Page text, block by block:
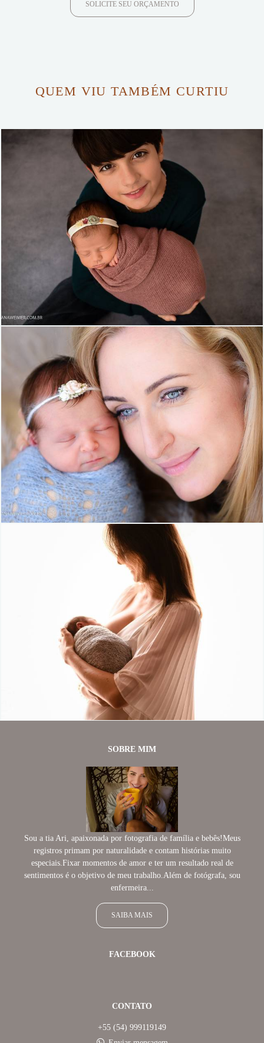
SOLICITE SEU ORÇAMENTO
QUEM VIU TAMBÉM CURTIU
1433 16
1665 18
911
SOBRE MIM
Sou a tia Ari, apaixonada por fotografia de família e bebês!Meus
registros primam por naturalidade e contam histórias muito
especiais.Fixar momentos de amor e ter um resultado real de
sentimentos é o objetivo de meu trabalho.Além de fotógrafa, sou
enfermeira...
SAIBA MAIS
FACEBOOK
CONTATO
+55 (54) 999119149